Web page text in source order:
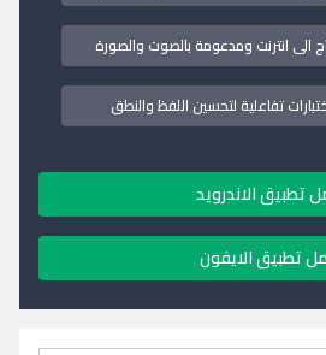
الى انترنت ومدعومة بالصوت والصورة
تطبيق الاندرويد
تطبيق الايفون